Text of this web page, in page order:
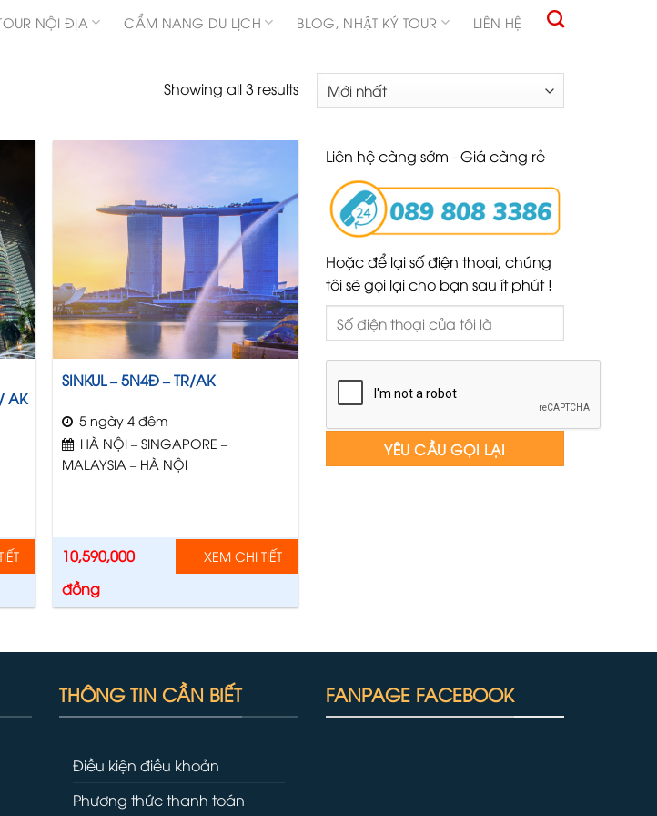
NỘI ĐỊA CẨM NANG DU LỊCH BLOG, NHẬT KÝ TOUR LIÊN HỆ
Showing all 3 results
AK
SINKUL – 5N4Đ – TR/AK
5 ngày 4 đêm
HÀ NỘI – SINGAPORE –
MALAYSIA – HÀ NỘI
10,590,000
đồng
XEM CHI TIẾT
Liên hệ càng sớm - Giá càng rẻ
Hoặc để lại số điện thoại, chúng
tôi sẽ gọi lại cho bạn sau ít phút !
THÔNG TIN CẦN BIẾT
Điều kiện điều khoản
Phương thức thanh toán
FANPAGE FACEBOOK